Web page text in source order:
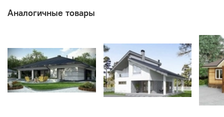
Аналогичные товары